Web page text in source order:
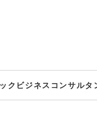
クビジネスコンサルタ